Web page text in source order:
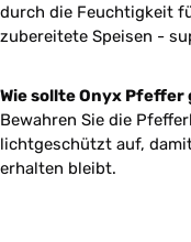
durch die Feuchtigkeit
zubereitete Speisen -
Wie sollte Onyx
Bewahren Sie die
lichtgeschützt auf,
erhalten bleibt.